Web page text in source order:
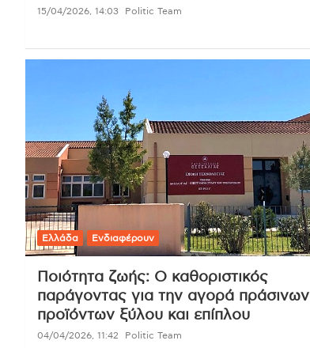
15/04/2026, 14:03 Politic Team
Ελλάδα Ενδιαφέρουν
Ποιότητα ζωής: Ο καθοριστικός
παράγοντας για την αγορά πράσινων
προϊόντων ξύλου και επίπλου
04/04/2026, 11:42 Politic Team